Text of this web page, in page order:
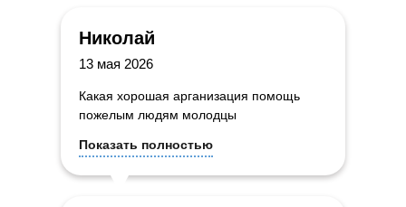
Николай
13 мая 2026
Какая хорошая арганизация помощь
пожелым людям молодцы
Показать полностью